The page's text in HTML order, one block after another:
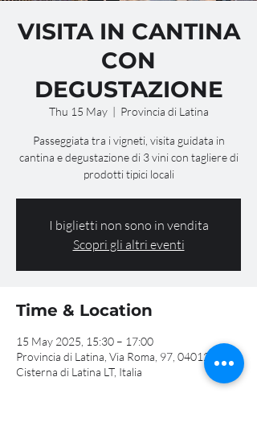
VISITA IN CANTINA
CON
DEGUSTAZIONE
Thu 15 May
  |
Provincia di Latina
Passeggiata tra i vigneti, visita guidata in
cantina e degustazione di 3 vini con tagliere di
prodotti tipici locali
I biglietti non sono in vendita
Scopri gli altri eventi
Time & Location
15 May 2025, 15:30 – 17:00
Provincia di Latina, Via Roma, 97, 04012
Cisterna di Latina LT, Italia